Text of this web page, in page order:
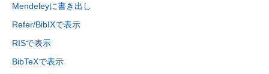
Mendeleyに書き出し
Refer/BibIXで表示
RISで表示
BibTeXで表示